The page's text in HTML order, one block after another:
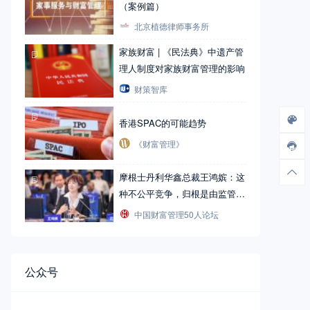
（案例篇）
北京植德律师事务所
家族财富 | 《民法典》中遗产管
理人制度对家族财富管理的影响
财策智库
香港SPAC的可能趋势
《财富管理》
摩根士丹利华鑫总裁王鸿嫔：这
种不公平竞争，归根是由监管标
准差异造成
中国财富管理50人论坛
公众号